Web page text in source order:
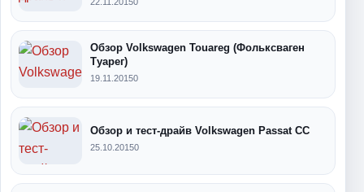
Обзор Volkswagen Touareg (Фольксваген
Туарег)
19.11.20150
Обзор и тест-драйв Volkswagen Passat CC
25.10.20150